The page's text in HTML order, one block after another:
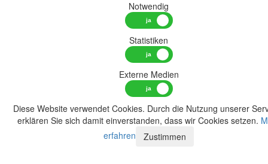
Notwendig
Statistiken
Externe Medien
Diese Website verwendet Cookies. Durch die Nutzung unserer
erklären Sie sich damit einverstanden, dass wir Cookies setzen.
erfahren
Zustimmen